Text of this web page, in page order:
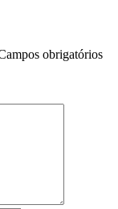
obrigatórios